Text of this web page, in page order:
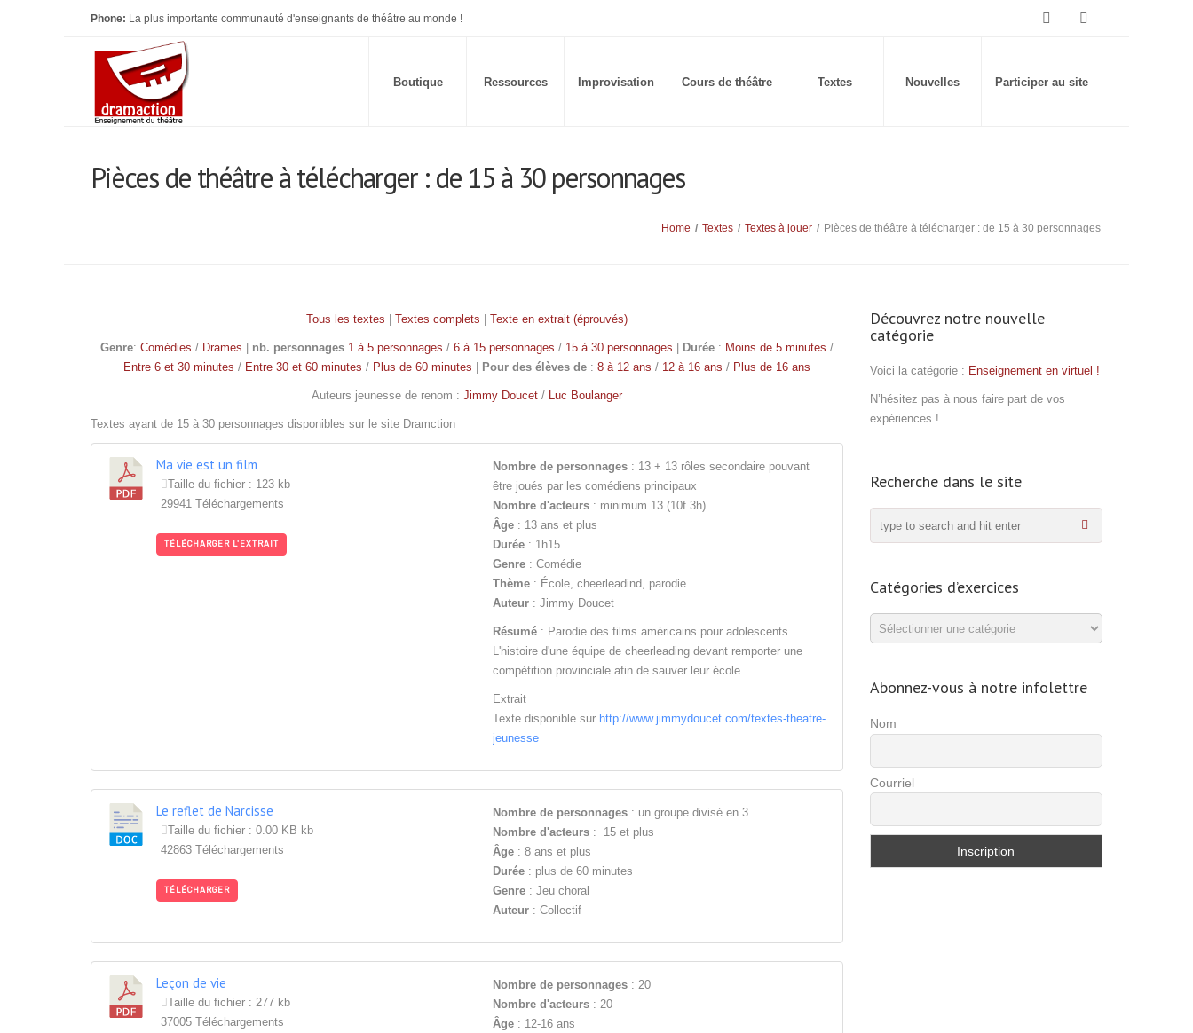
Phone: La plus importante communauté d'enseignants de théâtre au monde !
Boutique Ressources Improvisation Cours de théâtre Textes Nouvelles Participer au site
Pièces de théâtre à télécharger : de 15 à 30 personnages
Home / Textes / Textes à jouer / Pièces de théâtre à télécharger : de 15 à 30 personnages
Tous les textes Textes complets Texte en extrait (éprouvés)
Genre: Comédies / Drames nb. personnages 1 à 5 personnages / 6 à 15 personnages / 15 à 30 personnages Durée: Moins de 5 minutes /
Entre 6 et 30 minutes / Entre 30 et 60 minutes / Plus de 60 minutes Pour des élèves de: 8 à 12 ans / 12 à 16 ans / Plus de 16 ans
Auteurs jeunesse de renom : Jimmy Doucet/ Luc Boulanger
Textes ayant de 15 à 30 personnages disponibles sur le site Dramction
Ma vie est un film
Taille du fichier : 123 kb
29941 Téléchargements
TÉLÉCHARGER L'EXTRAIT
Nombre de personnages: 13 + 13 rôles secondaire pouvant
être joués par les comédiens principaux
Nombre d'acteurs: minimum 13 (10f 3h)
Âge: 13 ans et plus
Durée: 1h15
Genre: Comédie
Thème: École, cheerleadind, parodie
Auteur: Jimmy Doucet
Résumé: Parodie des films américains pour adolescents.
L'histoire d'une équipe de cheerleading devant remporter une
compétition provinciale afin de sauver leur école.
Extrait
Texte disponible sur http://www.jimmydoucet.com/textes-theatre-
jeunesse
Le reflet de Narcisse
Taille du fichier : 0.00 KB kb
42863 Téléchargements
TÉLÉCHARGER
Nombre de personnages: un groupe divisé en 3
Nombre d'acteurs: 15 et plus
Âge: 8 ans et plus
Durée: plus de 60 minutes
Genre: Jeu choral
Auteur: Collectif
Leçon de vie
Taille du fichier : 277 kb
37005 Téléchargements
Nombre de personnages: 20
Nombre d'acteurs: 20
Âge: 12-16 ans
Découvrez notre nouvelle
catégorie
Voici la catégorie : Enseignement en virtuel !
N’hésitez pas à nous faire part de vos
expériences !
Recherche dans le site
Catégories d’exercices
Catégories
d’exercices
Abonnez-vous à notre infolettre
Nom
Courriel